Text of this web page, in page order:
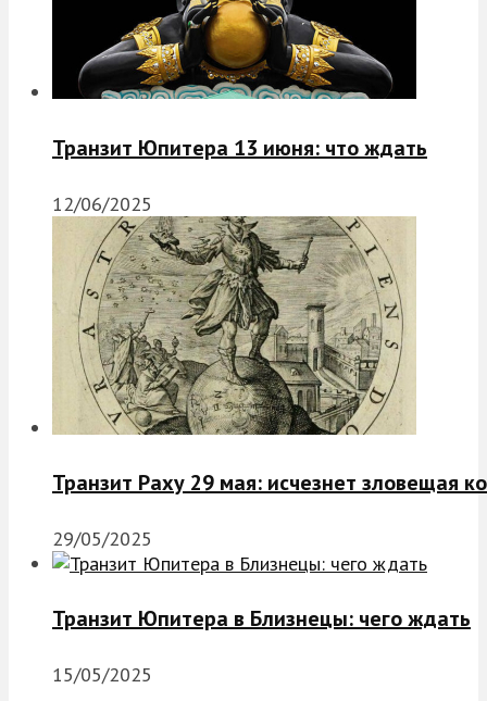
Транзит Юпитера 13 июня: что ждать
12/06/2025
Транзит Раху 29 мая: исчезнет зловещая
29/05/2025
Транзит Юпитера в Близнецы: чего ждать
15/05/2025